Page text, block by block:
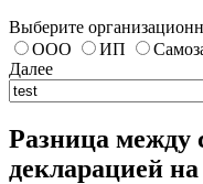
Выберите
ООО
ИП
Далее
Разница между
декларацией